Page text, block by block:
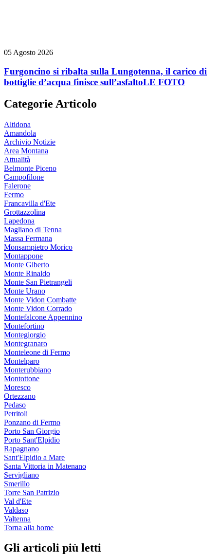
05 Agosto 2026
Furgoncino si ribalta sulla Lungotenna, il carico di
bottiglie d’acqua finisce sull’asfaltoLE FOTO
Categorie Articolo
Altidona
Amandola
Archivio Notizie
Area Montana
Attualità
Belmonte Piceno
Campofilone
Falerone
Fermo
Francavilla d'Ete
Grottazzolina
Lapedona
Magliano di Tenna
Massa Fermana
Monsampietro Morico
Montappone
Monte Giberto
Monte Rinaldo
Monte San Pietrangeli
Monte Urano
Monte Vidon Combatte
Monte Vidon Corrado
Montefalcone Appennino
Montefortino
Montegiorgio
Montegranaro
Monteleone di Fermo
Montelparo
Monterubbiano
Montottone
Moresco
Ortezzano
Pedaso
Petritoli
Ponzano di Fermo
Porto San Giorgio
Porto Sant'Elpidio
Rapagnano
Sant'Elpidio a Mare
Santa Vittoria in Matenano
Servigliano
Smerillo
Torre San Patrizio
Val d'Ete
Valdaso
Valtenna
Torna alla home
Gli articoli più letti